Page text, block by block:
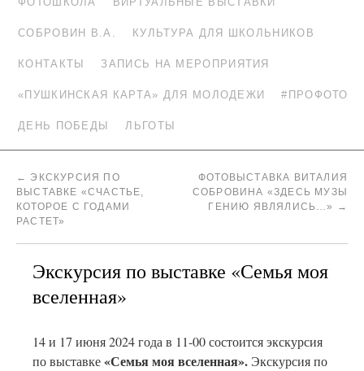
СОБРОВИН В.А. КУЛЬТУРА ДЛЯ ШКОЛЬНИКОВ
КОНТАКТЫ ЗАПИСЬ НА МЕРОПРИЯТИЯ
«ПУШКИНСКАЯ КАРТА» ДЛЯ МОЛОДЕЖИ #ПРОФОТО
ДЕНЬ ПОБЕДЫ ЛЬГОТЫ
← ЭКСКУРСИЯ ПО
ВЫСТАВКЕ «СЧАСТЬЕ,
КОТОРОЕ С ГОДАМИ
РАСТЕТ»
ФОТОВЫСТАВКА ВИТАЛИЯ
СОБРОВИНА «ЗДЕСЬ МУЗЫ
ГЕНИЮ ЯВЛЯЛИСЬ…»
→
Экскурсия по выставке «Семья моя
вселенная»
14 и 17 июня 2024 года в 11-00 состоится экскурсия
по выставке«Семья моя вселенная». Экскурсия по